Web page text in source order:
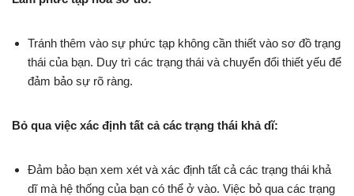
Tránh thêm vào sự phức tạp không cần thiết vào sơ đồ trạng
thái của bạn. Duy trì các trạng thái và chuyển đổi thiết yếu để
đảm bảo sự rõ ràng.
Bỏ qua việc xác định tất cả các trạng thái khả dĩ:
Đảm bảo bạn xem xét và xác định tất cả các trạng thái khả
dĩ mà hệ thống của bạn có thể ở vào. Việc bỏ qua các trạng